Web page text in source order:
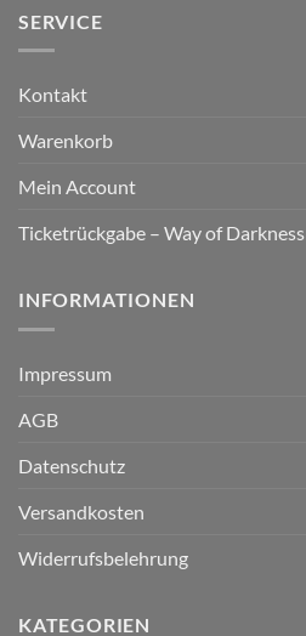
SERVICE
Kontakt
Warenkorb
Mein Account
Ticketrückgabe – Way of Darkness
INFORMATIONEN
Impressum
AGB
Datenschutz
Versandkosten
Widerrufsbelehrung
KATEGORIEN